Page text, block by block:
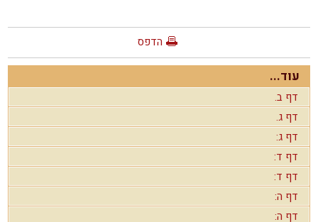
הדפס
עוד...
דף ב.
דף ג.
דף ג:
דף ד:
דף ד:
דף ה:
דף ה: